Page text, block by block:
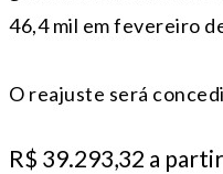
46,4 mil em fevereiro
O reajuste será
R$ 39.293,32 a